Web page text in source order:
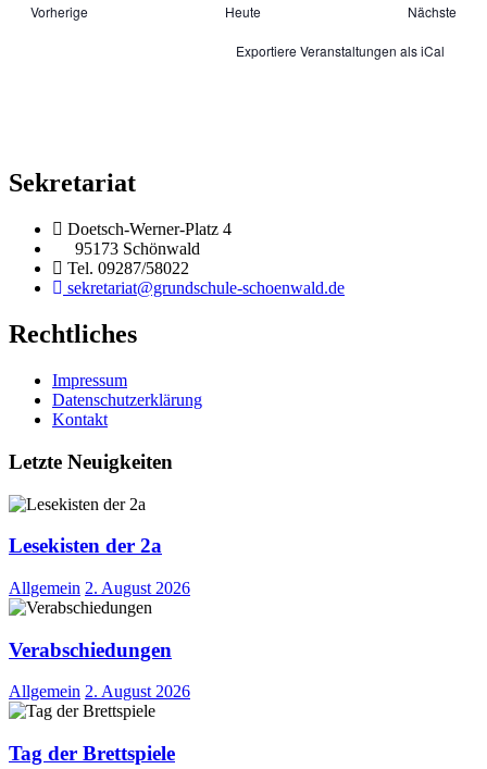
VorherigeVeranstaltungen Heute Nächste
Exportiere Veranstaltungen als iCal
Sekretariat
Doetsch-Werner-Platz 4
95173 Schönwald
Tel. 09287/58022
sekretariat@grundschule-schoenwald.de
Rechtliches
Impressum
Datenschutzerklärung
Kontakt
Letzte Neuigkeiten
Lesekisten der 2a
Allgemein 2. August 2026
Verabschiedungen
Allgemein 2. August 2026
Tag der Brettspiele